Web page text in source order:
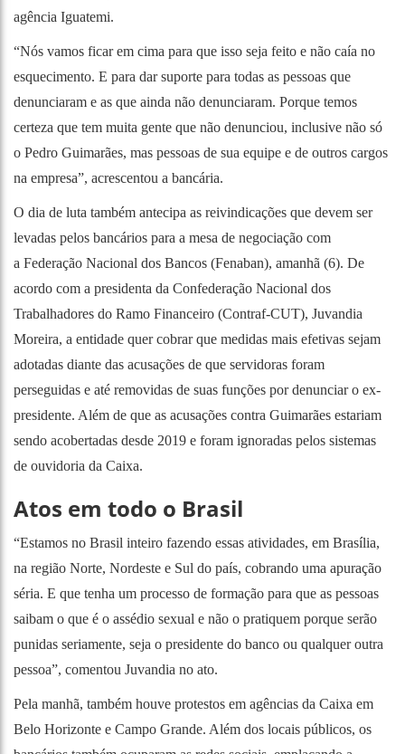
agência Iguatemi.
“Nós vamos ficar em cima para que isso seja feito e não caía no
esquecimento. E para dar suporte para todas as pessoas que
denunciaram e as que ainda não denunciaram. Porque temos
certeza que tem muita gente que não denunciou, inclusive não só
o Pedro Guimarães, mas pessoas de sua equipe e de outros cargos
na empresa”, acrescentou a bancária.
O dia de luta também antecipa as reivindicações que devem ser
levadas pelos bancários para a mesa de negociação com
a Federação Nacional dos Bancos (Fenaban), amanhã (6). De
acordo com a presidenta da Confederação Nacional dos
Trabalhadores do Ramo Financeiro (Contraf-CUT), Juvandia
Moreira, a entidade quer cobrar que medidas mais efetivas sejam
adotadas diante das acusações de que servidoras foram
perseguidas e até removidas de suas funções por denunciar o ex-
presidente. Além de que as acusações contra Guimarães estariam
sendo acobertadas desde 2019 e foram ignoradas pelos sistemas
de ouvidoria da Caixa.
Atos em todo o Brasil
“Estamos no Brasil inteiro fazendo essas atividades, em Brasília,
na região Norte, Nordeste e Sul do país, cobrando uma apuração
séria. E que tenha um processo de formação para que as pessoas
saibam o que é o assédio sexual e não o pratiquem porque serão
punidas seriamente, seja o presidente do banco ou qualquer outra
pessoa”, comentou Juvandia no ato.
Pela manhã, também houve protestos em agências da Caixa em
Belo Horizonte e Campo Grande. Além dos locais públicos, os